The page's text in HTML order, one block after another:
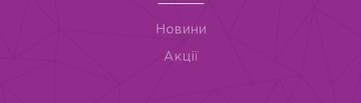
Новини
Акції